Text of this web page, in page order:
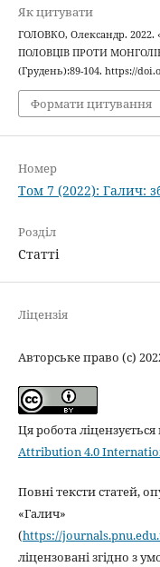
Як цитувати
ГОЛОВКО, Олександр.
ПОЛОВЦІВ ПРОТИ МОНГОЛІВ
(Грудень):89-104. https://
Формати цитування
Номер
Том 7 (2022): Галич:
Розділ
Статті
Ліцензія
Авторське право (c)
Ця робота
Attribution 4.0
Повні тексти статей,
«Галич»
(https://
ліцензовані згідно з